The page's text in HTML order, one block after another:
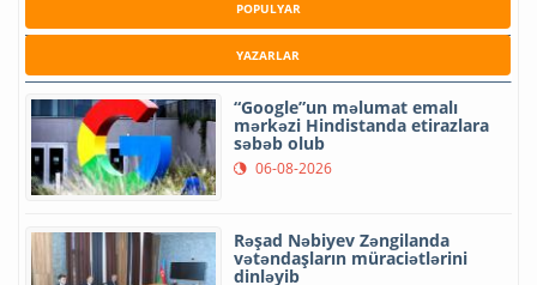
POPULYAR
YAZARLAR
“Google”un məlumat emalı
mərkəzi Hindistanda etirazlara
səbəb olub
06-08-2026
Rəşad Nəbiyev Zəngilanda
vətəndaşların müraciətlərini
dinləyib